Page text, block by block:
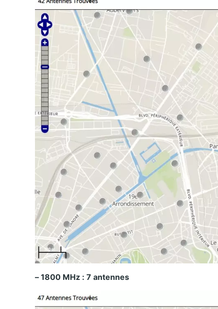
– 1800 MHz : 7 antennes